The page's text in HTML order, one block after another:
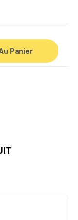
Panier